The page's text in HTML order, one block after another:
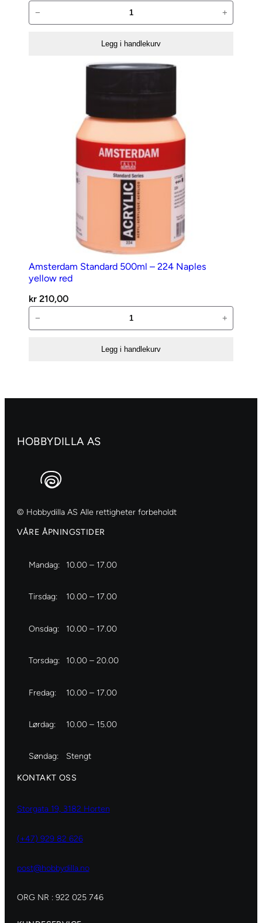
Standard
− +
Legg i handlekurv
Amsterdam Standard 500ml – 224 Naples
yellow red
kr 210,00
Standard
yellow
− +
Legg i handlekurv
HOBBYDILLA AS
© Hobbydilla AS Alle rettigheter forbeholdt
VÅRE ÅPNINGSTIDER
Mandag: 10.00 – 17.00
Tirsdag: 10.00 – 17.00
Onsdag: 10.00 – 17.00
Torsdag: 10.00 – 20.00
Fredag: 10.00 – 17.00
Lørdag: 10.00 – 15.00
Søndag: Stengt
KONTAKT OSS
Storgata 19, 3182 Horten
(+47) 929 82 626
post@hobbydilla.no
ORG NR : 922 025 746